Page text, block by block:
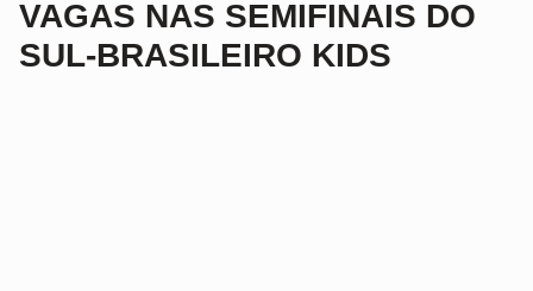
VAGAS NAS SEMIFINAIS DO
SUL-BRASILEIRO KIDS